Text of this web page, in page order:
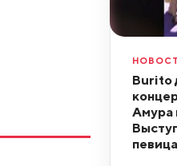
Burito
Амура
певица